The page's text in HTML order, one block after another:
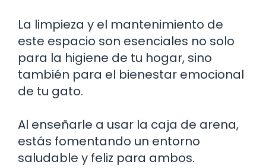
La limpieza y el mantenimiento de
este espacio son esenciales no solo
para la higiene de tu hogar, sino
también para el bienestar emocional
de tu gato.
Al enseñarle a usar la caja de arena,
estás fomentando un entorno
saludable y feliz para ambos.